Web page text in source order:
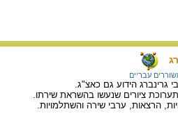
עבריים
גרינברג הידוע גם כאצ"ג.
ציורים שנעשו בהשראת שירתו.
הרצאות, ערבי שירה והשתלמויות.